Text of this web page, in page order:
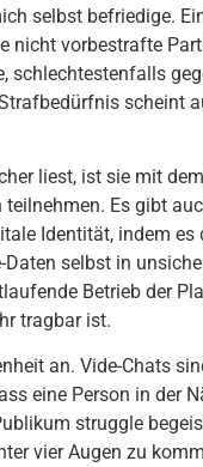
selbst befriedige.
nicht vorbestrafte
schlechtestenfalls
scheint
liest, ist sie mit
Es gibt
Identität, indem es
selbst in
Betrieb der
tragbar ist.
an. Vide-Chats
eine Person in der
struggle
vier Augen zu